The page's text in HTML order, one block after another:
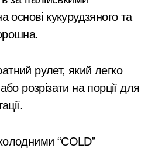
основі кукурудзяного та
рулет, який легко
розрізати на порції для
“COLD”